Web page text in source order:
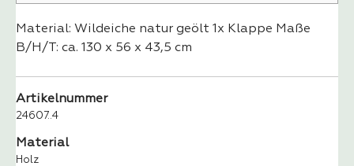
Material: Wildeiche natur geölt 1x Klappe Maße
B/H/T: ca. 130 x 56 x 43,5 cm
Artikelnummer
24607..4
Material
Holz